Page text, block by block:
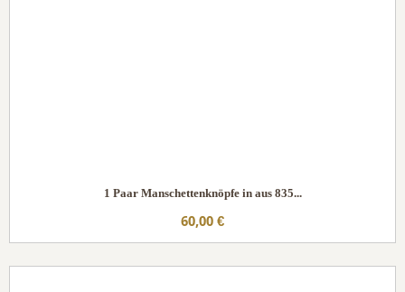
1 Paar Manschettenknöpfe in aus 835...
60,00 €